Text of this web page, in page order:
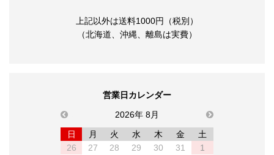
上記以外は送料1000円（税別）
（北海道、沖縄、離島は実費）
営業日カレンダー
previous
2026年 8月
next
日
月 火 水 木 金
土
26
27 28 29 30 31
1